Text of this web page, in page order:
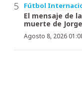
Fútbol
El mensaje de
muerte de
Agosto 8, 2026